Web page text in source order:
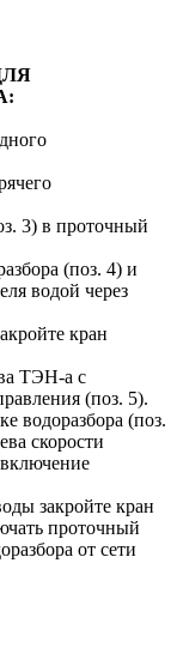
3) в проточный
(поз. 4) и
водой через
кран
ТЭН-а с
(поз. 5).
водоразбора (поз.
скорости
закройте кран
проточный
от сети